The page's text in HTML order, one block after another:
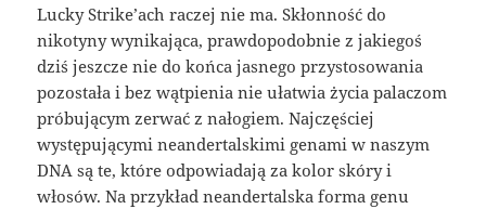
Lucky Strike’ach raczej nie ma. Skłonność do
nikotyny wynikająca, prawdopodobnie z jakiegoś
dziś jeszcze nie do końca jasnego przystosowania
pozostała i bez wątpienia nie ułatwia życia palaczom
próbującym zerwać z nałogiem. Najczęściej
występującymi neandertalskimi genami w naszym
DNA są te, które odpowiadają za kolor skóry i
włosów. Na przykład neandertalska forma genu